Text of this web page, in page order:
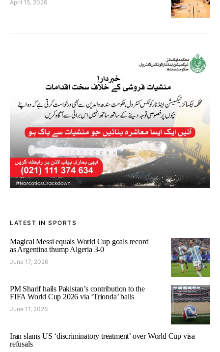
April 15, 2026
LATEST IN SPORTS
Magical Messi equals World Cup goals record
as Argentina thump Algeria 3-0
June 17, 2026
PM Sharif hails Pakistan’s contribution to the
FIFA World Cup 2026 via ‘Trionda’ balls
June 11, 2026
Iran slams US ‘discriminatory treatment’ over World Cup visa
refusals